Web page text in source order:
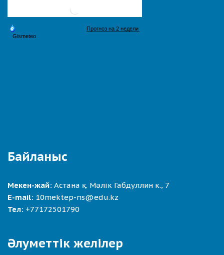
Байланыс
Мекен-жай: Астана қ. Мәлік Габдуллин к., 7
E-mail: 10mektep-ns@edu.kz
Тел: +77172501790
Әлуметтік желілер